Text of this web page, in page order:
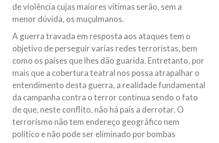
de violência cujas maiores vítimas serão, sem a
menor dúvida, os muçulmanos.
A guerra travada em resposta aos ataques tem o
objetivo de perseguir varias redes terroristas, bem
como os países que lhes dão guarida. Entretanto, por
mais que a cobertura teatral nos possa atrapalhar o
entendimento desta guerra, a realidade fundamental
da campanha contra o terror continua sendo o fato
de que, neste conflito, não há país a derrotar. O
terrorismo não tem endereço geográfico nem
político e não pode ser eliminado por bombas